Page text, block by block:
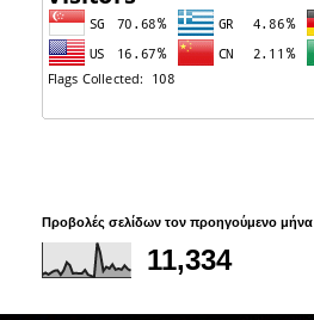
Προβολές σελίδων τον προηγούμενο μήνα
11,334